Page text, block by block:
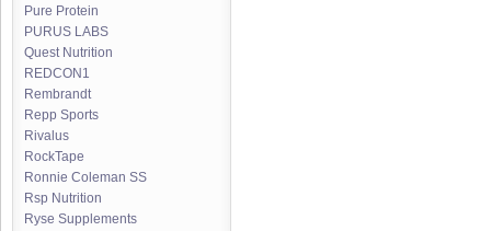
Pure Protein
PURUS LABS
Quest Nutrition
REDCON1
Rembrandt
Repp Sports
Rivalus
RockTape
Ronnie Coleman SS
Rsp Nutrition
Ryse Supplements